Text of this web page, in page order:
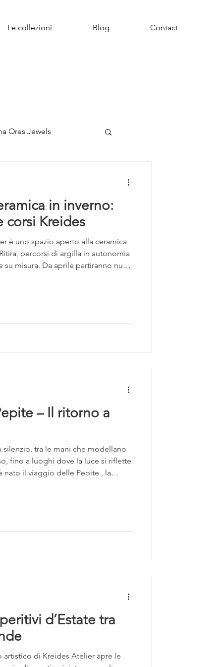
Le collezioni Blog Contact
Ores Jewels
in inverno:
corsi Kreides
è uno spazio aperto alla ceramica
percorsi di argilla in autonomia
misura. Da aprile partiranno nuovi
– Il ritorno a
tra le mani che modellano
fino a luoghi dove la luce si riflette
nato il viaggio delle Pepite , la
d’Estate tra
di Kreides Atelier apre le